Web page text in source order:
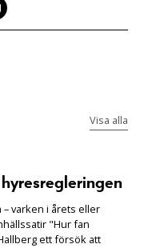
Visa alla
varken i årets eller
"Hur fan
ett försök att